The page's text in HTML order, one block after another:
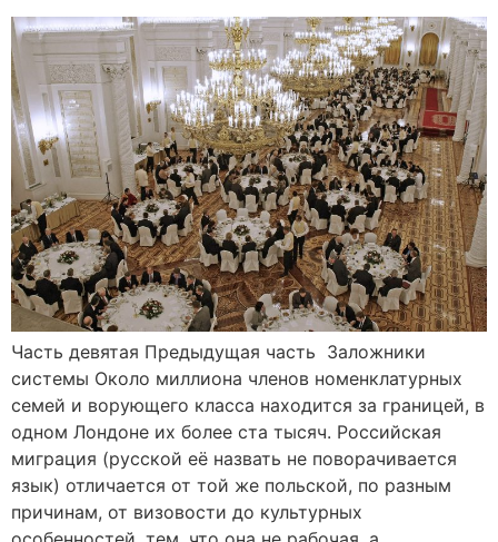
Часть девятая Предыдущая часть Заложники
системы Около миллиона членов номенклатурных
семей и ворующего класса находится за границей, в
одном Лондоне их более ста тысяч. Российская
миграция (русской её назвать не поворачивается
язык) отличается от той же польской, по разным
причинам, от визовости до культурных